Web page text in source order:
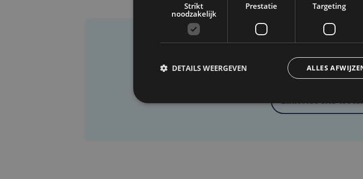
Heb je een taal- of schrijffout
Laat het ons
Strikt
noodzakelijk
Prestatie Targeting
ALLES
DETAILS WEERGEVEN